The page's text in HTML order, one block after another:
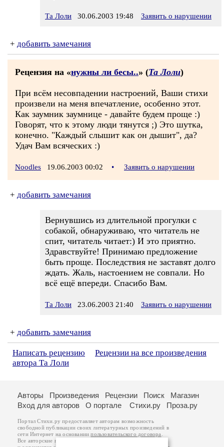
Та Лоли 30.06.2003 19:48 Заявить о нарушении
+ добавить замечания
Рецензия на «нужны ли бесы..» (Та Лоли)
При всём несовпадении настроений, Ваши стихи
произвели на меня впечатление, особенно этот.
Как заумник заумнице - давайте будем проще :)
Говорят, что к этому люди тянутся ;) Это шутка,
конечно. "Каждый слышит как он дышит", да?
Удач Вам всяческих :)
Noodles 19.06.2003 00:02 • Заявить о нарушении
+ добавить замечания
Вернувшись из длительной прогулки с
собакой, обнаруживаю, что читатель не
спит, читатель читает:) И это приятно.
Здравствуйте! Принимаю предложение
быть проще. Последствия не заставят долго
ждать. Жаль, настоением не совпали. Но
всё ещё впереди. Спасибо Вам.
Та Лоли 23.06.2003 21:40 Заявить о нарушении
+ добавить замечания
Написать рецензию
Рецензии на все произведения
автора Та Лоли
Авторы Произведения Рецензии Поиск
Магазин
Вход для авторов
О портале Стихи.ру Проза.ру
Портал Стихи.ру предоставляет авторам возможность
свободной публикации своих литературных произведений в
сети Интернет на основаниипользовательского договора
Все авторские права на произведения принадлежат авторам